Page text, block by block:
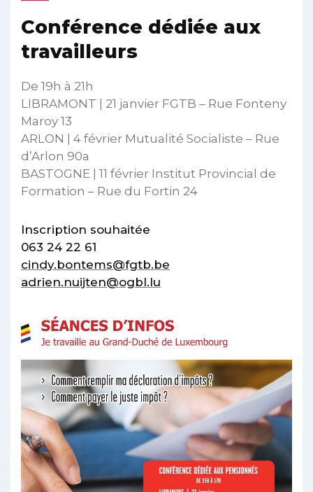
Conférence dédiée aux
travailleurs
De 19h à 21h
LIBRAMONT | 21 janvier FGTB – Rue Fonteny
Maroy 13
ARLON | 4 février Mutualité Socialiste – Rue
d’Arlon 90a
BASTOGNE | 11 février Institut Provincial de
Formation – Rue du Fortin 24
Inscription souhaitée
063 24 22 61
cindy.bontems@fgtb.be
adrien.nuijten@ogbl.lu